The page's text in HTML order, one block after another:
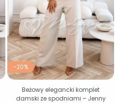
-20%
Beżowy elegancki komplet
damski ze spodniami – Jenny